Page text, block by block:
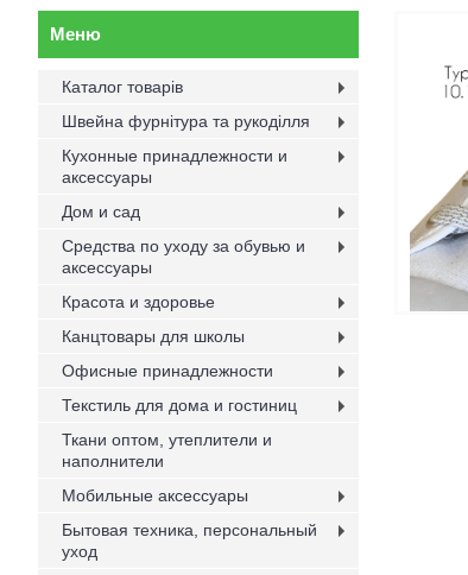
Каталог товарів
Швейна фурнітура та рукоділля
Кухонные принадлежности и
аксессуары
Дом и сад
Средства по уходу за обувью и
аксессуары
Красота и здоровье
Канцтовары для школы
Офисные принадлежности
Текстиль для дома и гостиниц
Ткани оптом, утеплители и
наполнители
Мобильные аксессуары
Бытовая техника, персональный
уход